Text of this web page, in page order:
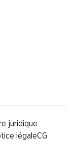
juridique
légaleCG